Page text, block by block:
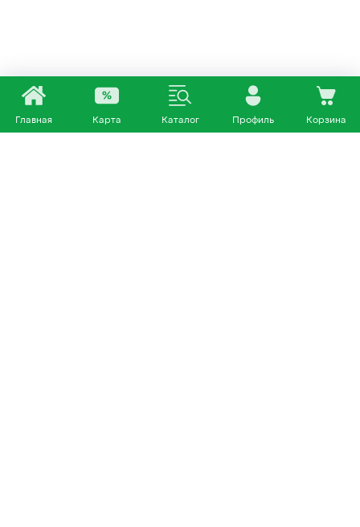
Главная Карта Каталог Профиль Корзина